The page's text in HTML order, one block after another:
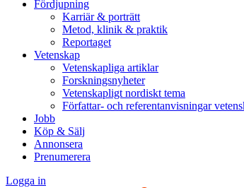
Fördjupning
Karriär & porträtt
Metod, klinik & praktik
Reportaget
Vetenskap
Vetenskapliga artiklar
Forskningsnyheter
Vetenskapligt nordiskt tema
Författar- och referentanvisningar
Jobb
Köp & Sälj
Annonsera
Prenumerera
Logga in